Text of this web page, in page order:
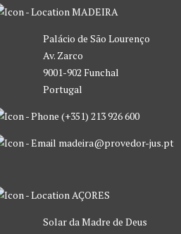
MADEIRA
Palácio de São Lourenço
Av. Zarco
9001-902 Funchal
Portugal
(+351) 213 926 600
madeira@provedor-jus.pt
AÇORES
Solar da Madre de Deus